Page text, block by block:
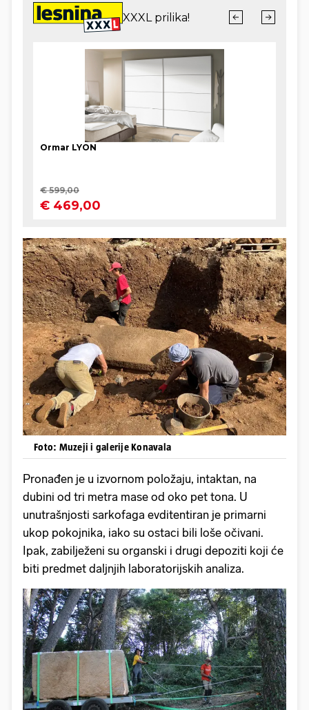
Foto: Muzeji i galerije Konavala
Pronađen je u izvornom položaju, intaktan, na
dubini od tri metra mase od oko pet tona. U
unutrašnjosti sarkofaga evditentiran je primarni
ukop pokojnika, iako su ostaci bili loše očivani.
Ipak, zabilježeni su organski i drugi depoziti koji će
biti predmet daljnjih laboratorijskih analiza.